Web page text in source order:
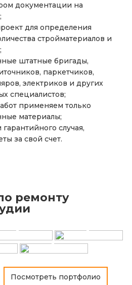
документации на
для определения
стройматериалов и
штатные бригады,
паркетчиков,
электриков и других
специалистов;
применяем только
материалы;
случая,
за свой счет.
ремонту
+ +
+
Посмотреть портфолио